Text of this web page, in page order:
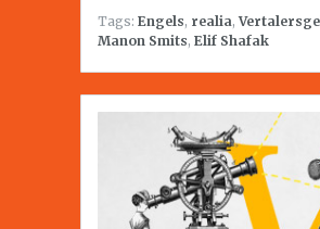
Tags: Engels, realia,
Manon Smits, Elif Shafak